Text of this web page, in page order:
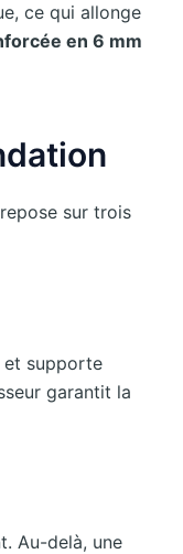
ce qui allonge
en 6 mm
repose sur trois
et supporte
garantit la
Au-delà, une